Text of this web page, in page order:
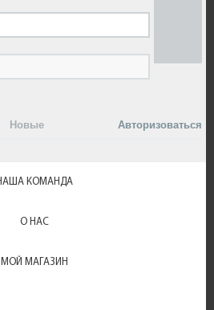
Новые Авторизоваться
КОМАНДА
О НАС
МОЙ МАГАЗИН